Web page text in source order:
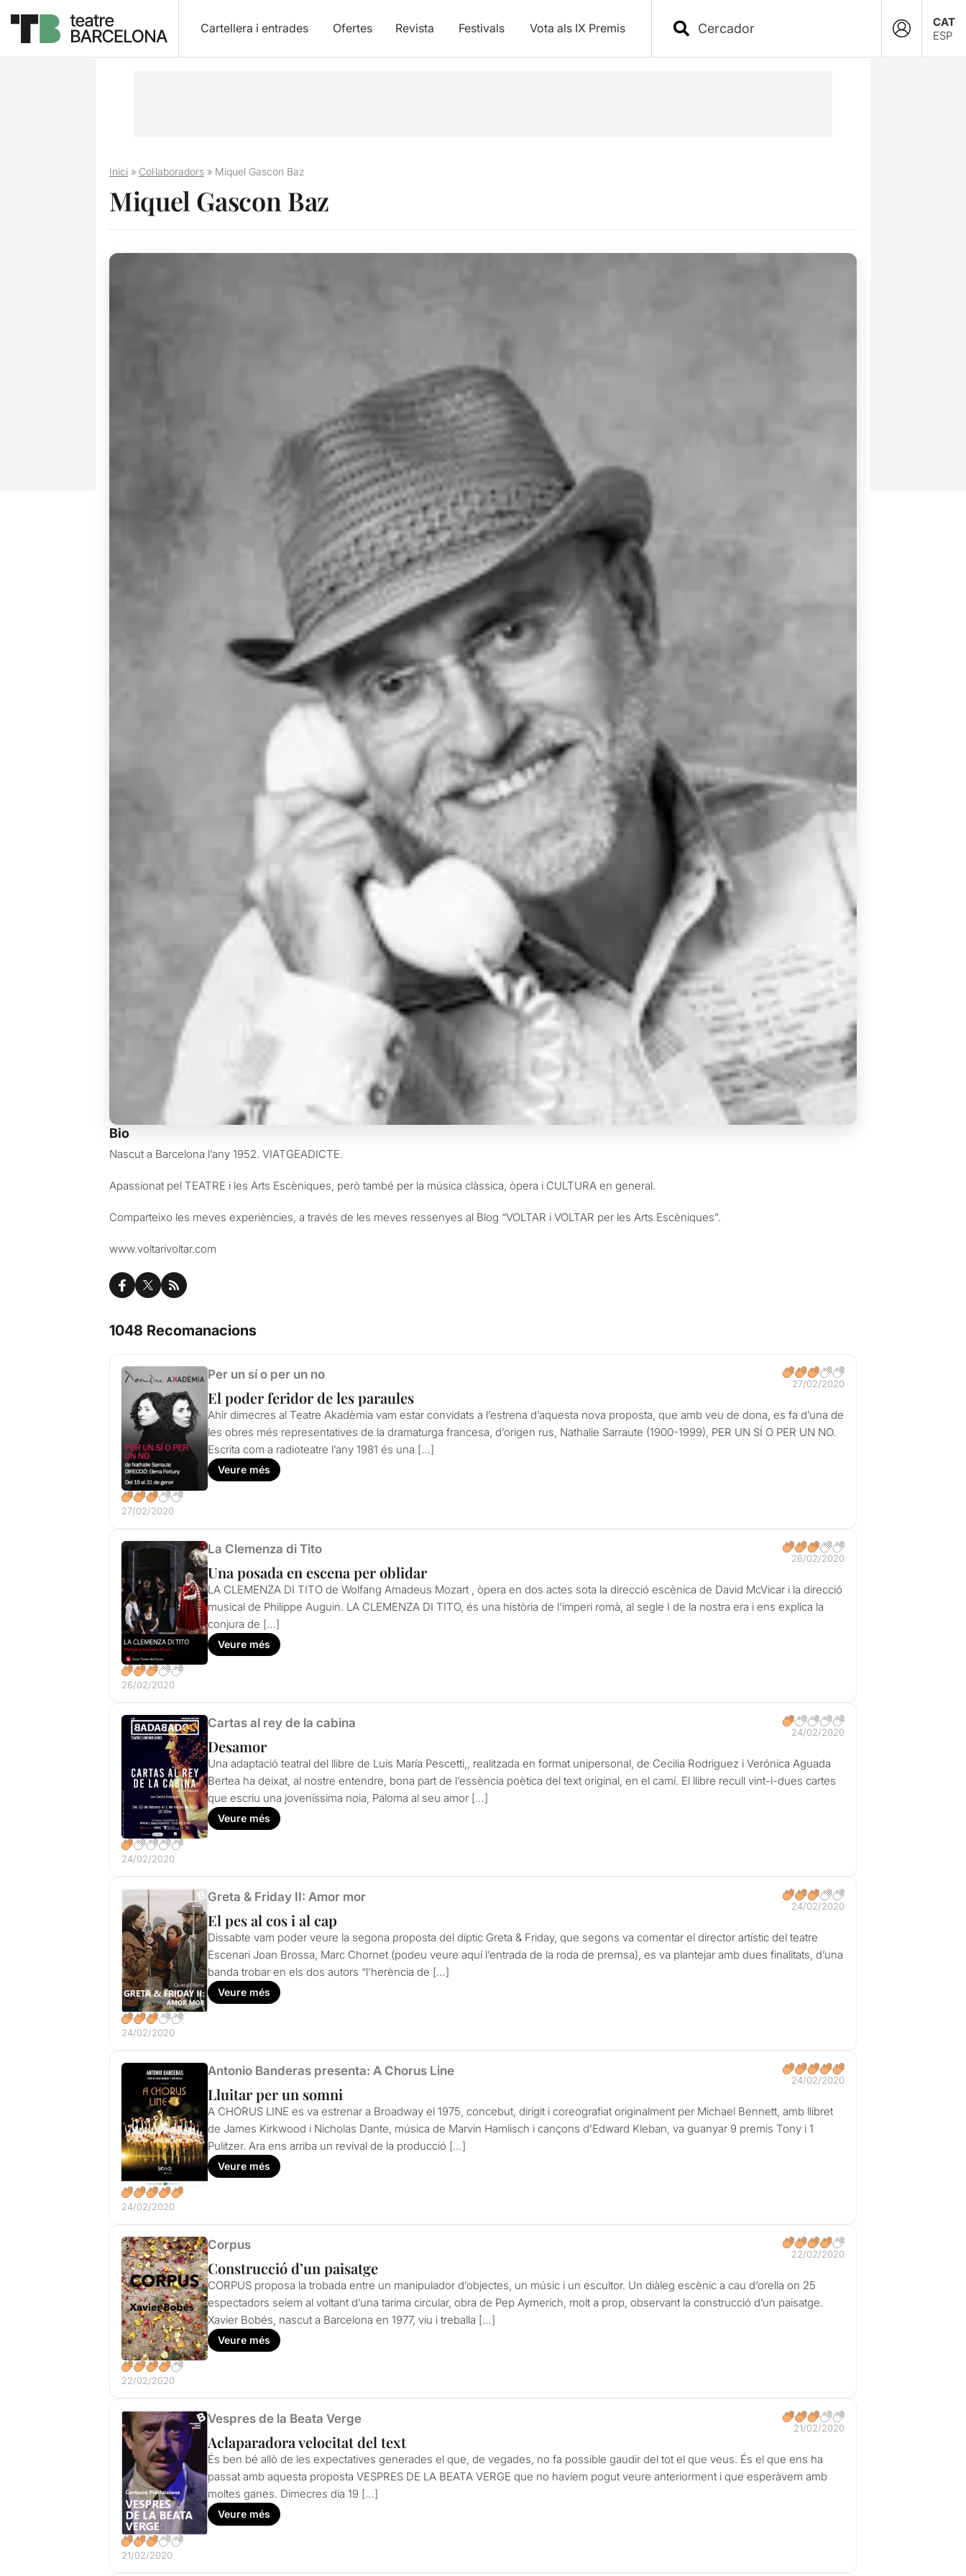
Cartellera i entrades Ofertes Revista Festivals Vota als IX Premis
CAT
ESP
Inici» Col·laboradors» Miquel Gascon Baz
Miquel Gascon Baz
Bio
Nascut a Barcelona l’any 1952. VIATGEADICTE.
Apassionat pel TEATRE i les Arts Escèniques, però també per la música clàssica, òpera i CULTURA en general.
Comparteixo les meves experiències, a través de les meves ressenyes al Blog “VOLTAR i VOLTAR per les Arts Escèniques”.
www.voltarivoltar.com
1048 Recomanacions
27/02/2020
Per un sí o per un no
27/02/2020
El poder feridor de les paraules
Ahir dimecres al Teatre Akadèmia vam estar convidats a l’estrena d’aquesta nova proposta, que amb veu de dona, es fa d’una de
les obres més representatives de la dramaturga francesa, d’origen rus, Nathalie Sarraute (1900-1999), PER UN SÍ O PER UN NO.
Escrita com a radioteatre l’any 1981 és una […]
Veure més
26/02/2020
La Clemenza di Tito
26/02/2020
Una posada en escena per oblidar
LA CLEMENZA DI TITO de Wolfang Amadeus Mozart , òpera en dos actes sota la direcció escènica de David McVicar i la direcció
musical de Philippe Auguin. LA CLEMENZA DI TITO, és una història de l’imperi romà, al segle I de la nostra era i ens explica la
conjura de […]
Veure més
24/02/2020
Cartas al rey de la cabina
24/02/2020
Desamor
Una adaptació teatral del llibre de Luis María Pescetti,, realitzada en format unipersonal, de Cecilia Rodriguez i Verónica Aguada
Bertea ha deixat, al nostre entendre, bona part de l’essència poètica del text original, en el camí. El llibre recull vint-i-dues cartes
que escriu una joveníssima noia, Paloma al seu amor […]
Veure més
24/02/2020
Greta & Friday II: Amor mor
24/02/2020
El pes al cos i al cap
Dissabte vam poder veure la segona proposta del díptic Greta & Friday, que segons va comentar el director artístic del teatre
Escenari Joan Brossa, Marc Chornet (podeu veure aquí l’entrada de la roda de premsa), es va plantejar amb dues finalitats, d’una
banda trobar en els dos autors “l’herència de […]
Veure més
24/02/2020
Antonio Banderas presenta: A Chorus Line
24/02/2020
Lluitar per un somni
A CHORUS LINE es va estrenar a Broadway el 1975, concebut, dirigit i coreografiat originalment per Michael Bennett, amb llibret
de James Kirkwood i Nicholas Dante, música de Marvin Hamlisch i cançons d’Edward Kleban, va guanyar 9 premis Tony i 1
Pulitzer. Ara ens arriba un revival de la producció […]
Veure més
22/02/2020
Corpus
22/02/2020
Construcció d’un paisatge
CORPUS proposa la trobada entre un manipulador d’objectes, un músic i un escultor. Un diàleg escènic a cau d’orella on 25
espectadors seiem al voltant d’una tarima circular, obra de Pep Aymerich, molt a prop, observant la construcció d’un paisatge.
Xavier Bobés, nascut a Barcelona en 1977, viu i treballa […]
Veure més
21/02/2020
Vespres de la Beata Verge
21/02/2020
Aclaparadora velocitat del text
És ben bé allò de les expectatives generades el que, de vegades, no fa possible gaudir del tot el que veus. És el que ens ha
passat amb aquesta proposta VESPRES DE LA BEATA VERGE que no havíem pogut veure anteriorment i que esperàvem amb
moltes ganes. Dimecres dia 19 […]
Veure més